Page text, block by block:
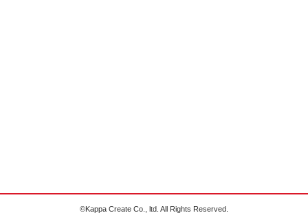
©Kappa Create Co., ltd. All Rights Reserved.